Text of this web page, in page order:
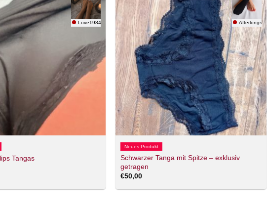
Love1984
Tangas
Afterlongshift
Neues Produkt
Schwarzer Tanga mit Spitze – exklusiv
getragen
€50,00